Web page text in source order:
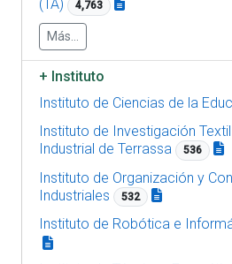
(TA) 4,763
Más...
+ Instituto
Instituto de Ciencias de la
Instituto de Investigación
Industrial de Terrassa
536
Instituto de Organización y
Industriales
532
Instituto de Robótica e